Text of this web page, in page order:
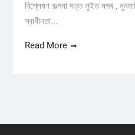
বিশ্লেষণ কল্পনা দত্ত লুইত নগৰ ,
স্বাধীনতা...
Read More